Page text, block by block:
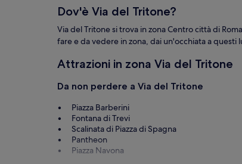
previste
condizioni
aggiuntive.
Dov'è Via del Tritone?
Via del Tritone si trova in zona Centro città di
fare e da vedere in zona, dai un'occhiata a questi
Attrazioni in zona Via del Tritone
Da non perdere a Via del Tritone
Piazza Barberini
Fontana di Trevi
Scalinata di Piazza di Spagna
Pantheon
Piazza Navona